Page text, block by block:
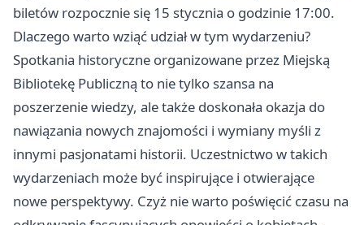
biletów rozpocznie się 15 stycznia o godzinie 17:00.
Dlaczego warto wziąć udział w tym wydarzeniu?
Spotkania historyczne organizowane przez Miejską
Bibliotekę Publiczną to nie tylko szansa na
poszerzenie wiedzy, ale także doskonała okazja do
nawiązania nowych znajomości i wymiany myśli z
innymi pasjonatami historii. Uczestnictwo w takich
wydarzeniach może być inspirujące i otwierające
nowe perspektywy. Czyż nie warto poświęcić czasu na